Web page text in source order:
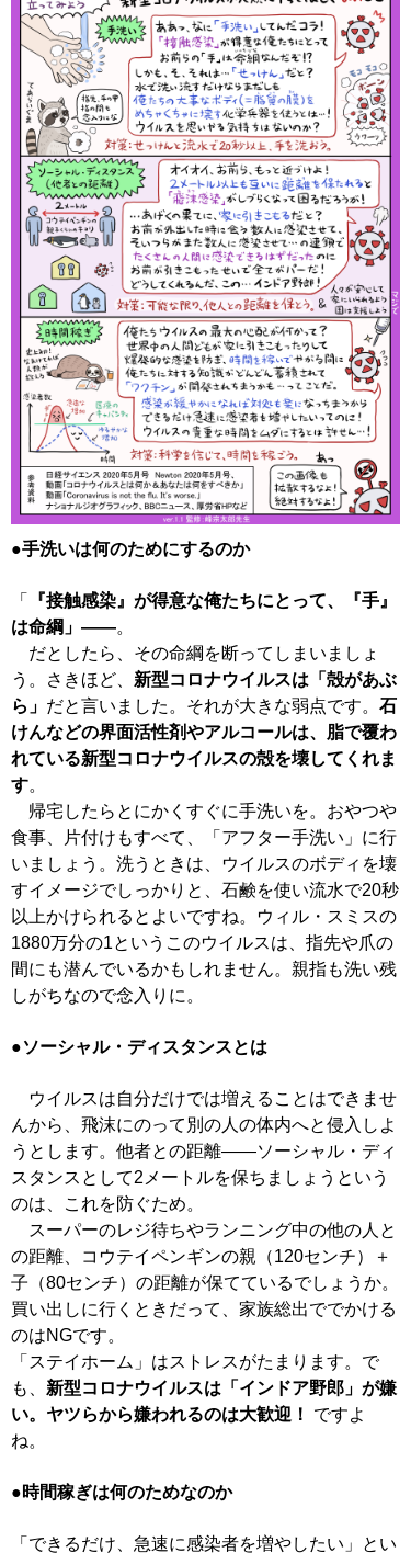
●手洗いは何のためにするのか
「
『接触感染』が得意な俺たちにとって、『手』
は命綱」――。
だとしたら、その命綱を断ってしまいましょ
う。さきほど、 新型コロナウイルスは「殻があぶ
ら」 だと言いました。それが大きな弱点です。 石
けんなどの界面活性剤やアルコールは、脂で覆わ
れている新型コロナウイルスの殻を壊してくれま
す。
帰宅したらとにかくすぐに手洗いを。おやつや
食事、片付けもすべて、「アフター手洗い」に行
いましょう。洗うときは、ウイルスのボディを壊
すイメージでしっかりと、石鹸を使い流水で20秒
以上かけられるとよいですね。ウィル・スミスの
1880万分の1というこのウイルスは、指先や爪の
間にも潜んでいるかもしれません。親指も洗い残
しがちなので念入りに。
●ソーシャル・ディスタンスとは
ウイルスは自分だけでは増えることはできませ
んから、飛沫にのって別の人の体内へと侵入しよ
うとします。他者との距離――ソーシャル・ディ
スタンスとして2メートルを保ちましょうという
のは、これを防ぐため。
スーパーのレジ待ちやランニング中の他の人と
の距離、コウテイペンギンの親（120センチ）＋
子（80センチ）の距離が保てているでしょうか。
買い出しに行くときだって、家族総出ででかける
のはNGです。
「ステイホーム」はストレスがたまります。で
も、 新型コロナウイルスは「インドア野郎」が嫌
い。ヤツらから嫌われるのは大歓迎！
ですよ
ね。
●時間稼ぎは何のためなのか
「できるだけ、急速に感染者を増やしたい」とい